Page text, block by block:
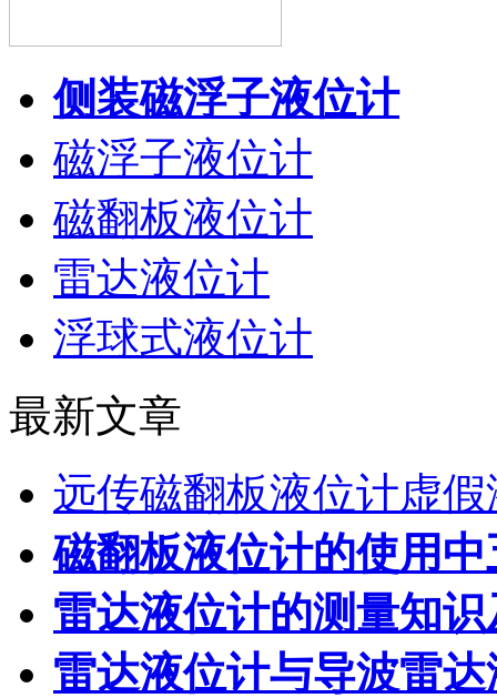
侧装磁浮子液位计
磁浮子液位计
磁翻板液位计
雷达液位计
浮球式液位计
最新文章
远传磁翻板液位计虚
磁翻板液位计的使用
雷达液位计的测量知
雷达液位计与导波雷